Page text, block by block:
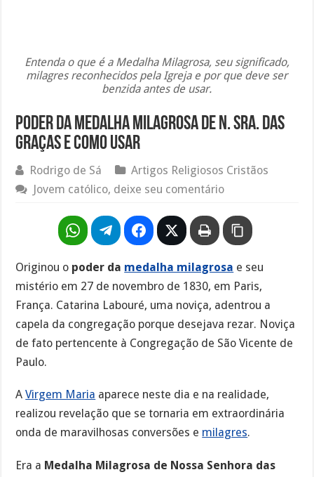
Entenda o que é a Medalha Milagrosa, seu significado,
milagres reconhecidos pela Igreja e por que deve ser
benzida antes de usar.
Poder da medalha milagrosa de N. Sra. das
Graças e como usar
Rodrigo de Sá
Artigos Religiosos Cristãos
Jovem católico, deixe seu comentário
Originou o poder da medalha milagrosa e seu
mistério em 27 de novembro de 1830, em Paris,
França. Catarina Labouré, uma noviça, adentrou a
capela da congregação porque desejava rezar. Noviça
de fato pertencente à Congregação de São Vicente de
Paulo.
AVirgem Maria aparece neste dia e na realidade,
realizou revelação que se tornaria em extraordinária
onda de maravilhosas conversões e milagres.
Era a Medalha Milagrosa de Nossa Senhora das